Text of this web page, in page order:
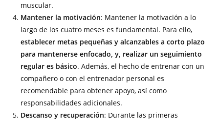
muscular.
Mantener la motivación: Mantener la motivación a lo
largo de los cuatro meses es fundamental. Para ello,
establecer metas pequeñas y alcanzables a corto plazo
para mantenerse enfocado, y, realizar un seguimiento
regular es básico. Además, el hecho de entrenar con un
compañero o con el entrenador personal es
recomendable para obtener apoyo, así como
responsabilidades adicionales.
Descanso y recuperación: Durante las primeras